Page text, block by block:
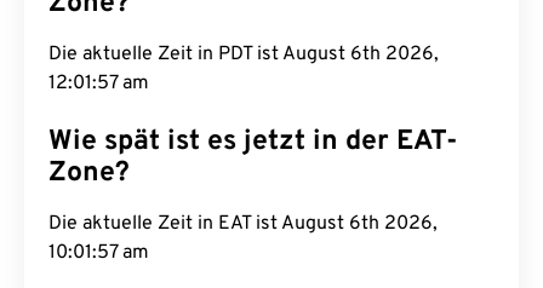
Die aktuelle Zeit in PDT ist August 6th 2026,
12:01:58 am
Wie spät ist es jetzt in der EAT-
Zone?
Die aktuelle Zeit in EAT ist August 6th 2026,
10:01:58 am